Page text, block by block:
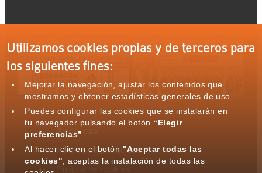
Aviso legal
Política de privacidad
Utilizamos cookies propias y de terceros para
los siguientes fines:
Mejorar la navegación, ajustar los contenidos que
mostramos y obtener estadísticas generales de uso.
Puedes configurar las cookies que se instalarán en
tu navegador pulsando el botón “Elegir
preferencias”
Al hacer clic en el botón "Aceptar todas las
cookies" , aceptas la instalación de todas las